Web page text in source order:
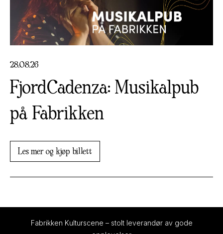
28.08.26
FjordCadenza: Musikalpub
på Fabrikken
Les mer og kjøp billett
Fabrikken Kulturscene – stolt leverandør av gode